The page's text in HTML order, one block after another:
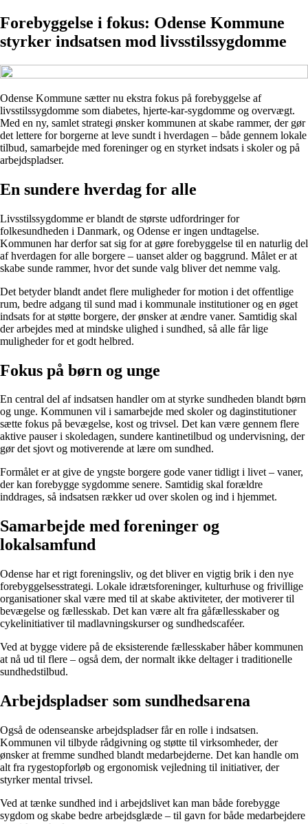
Forebyggelse i fokus: Odense Kommune
styrker indsatsen mod livsstilssygdomme
Odense Kommune sætter nu ekstra fokus på forebyggelse af
livsstilssygdomme som diabetes, hjerte-kar-sygdomme og overvægt.
Med en ny, samlet strategi ønsker kommunen at skabe rammer, der gør
det lettere for borgerne at leve sundt i hverdagen – både gennem lokale
tilbud, samarbejde med foreninger og en styrket indsats i skoler og på
arbejdspladser.
En sundere hverdag for alle
Livsstilssygdomme er blandt de største udfordringer for
folkesundheden i Danmark, og Odense er ingen undtagelse.
Kommunen har derfor sat sig for at gøre forebyggelse til en naturlig del
af hverdagen for alle borgere – uanset alder og baggrund. Målet er at
skabe sunde rammer, hvor det sunde valg bliver det nemme valg.
Det betyder blandt andet flere muligheder for motion i det offentlige
rum, bedre adgang til sund mad i kommunale institutioner og en øget
indsats for at støtte borgere, der ønsker at ændre vaner. Samtidig skal
der arbejdes med at mindske ulighed i sundhed, så alle får lige
muligheder for et godt helbred.
Fokus på børn og unge
En central del af indsatsen handler om at styrke sundheden blandt børn
og unge. Kommunen vil i samarbejde med skoler og daginstitutioner
sætte fokus på bevægelse, kost og trivsel. Det kan være gennem flere
aktive pauser i skoledagen, sundere kantinetilbud og undervisning, der
gør det sjovt og motiverende at lære om sundhed.
Formålet er at give de yngste borgere gode vaner tidligt i livet – vaner,
der kan forebygge sygdomme senere. Samtidig skal forældre
inddrages, så indsatsen rækker ud over skolen og ind i hjemmet.
Samarbejde med foreninger og
lokalsamfund
Odense har et rigt foreningsliv, og det bliver en vigtig brik i den nye
forebyggelsesstrategi. Lokale idrætsforeninger, kulturhuse og frivillige
organisationer skal være med til at skabe aktiviteter, der motiverer til
bevægelse og fællesskab. Det kan være alt fra gåfællesskaber og
cykelinitiativer til madlavningskurser og sundhedscaféer.
Ved at bygge videre på de eksisterende fællesskaber håber kommunen
at nå ud til flere – også dem, der normalt ikke deltager i traditionelle
sundhedstilbud.
Arbejdspladser som sundhedsarena
Også de odenseanske arbejdspladser får en rolle i indsatsen.
Kommunen vil tilbyde rådgivning og støtte til virksomheder, der
ønsker at fremme sundhed blandt medarbejderne. Det kan handle om
alt fra rygestopforløb og ergonomisk vejledning til initiativer, der
styrker mental trivsel.
Ved at tænke sundhed ind i arbejdslivet kan man både forebygge
sygdom og skabe bedre arbejdsglæde – til gavn for både medarbejdere